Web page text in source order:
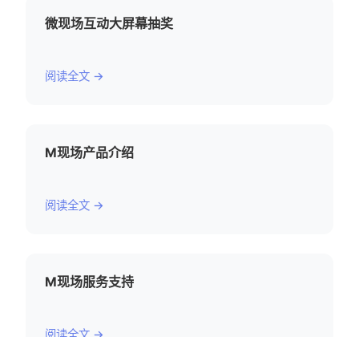
微现场互动大屏幕抽奖
阅读全文 →
M现场产品介绍
阅读全文 →
M现场服务支持
阅读全文 →